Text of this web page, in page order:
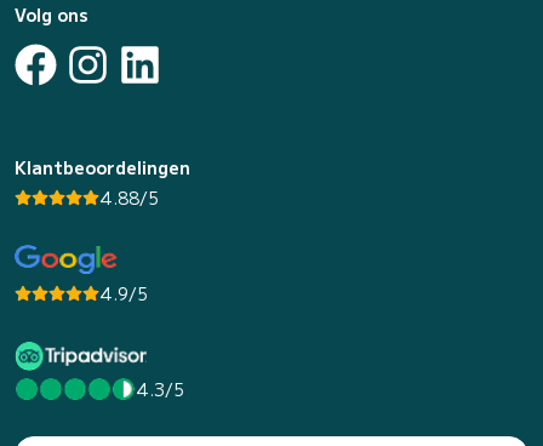
Volg ons
Klantbeoordelingen
4.88/5
4.9/5
4.3/5